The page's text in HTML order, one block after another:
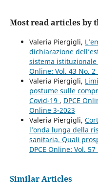
Most read articles by
Valeria Piergigli,
dichiarazione
sistema
Online: Vol. 43 No. 2
Valeria Piergigli,
postume sulle
Covid-19 , DPCE
Online 3-2023
Valeria Piergigli,
l’onda lunga della
sanitaria. Quali
DPCE Online: Vol.
Similar Articles